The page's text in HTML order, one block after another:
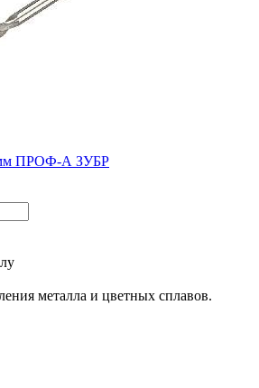
мм ПРОФ-А ЗУБР
металла и цветных сплавов.